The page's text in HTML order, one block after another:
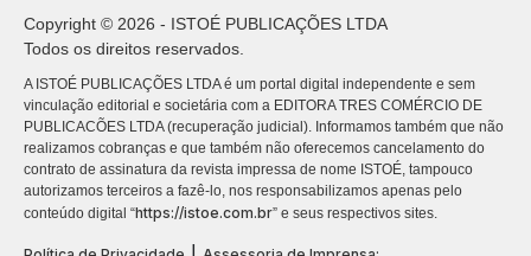
Copyright © 2026 - ISTOÉ PUBLICAÇÕES LTDA
Todos os direitos reservados.
A ISTOÉ PUBLICAÇÕES LTDA é um portal digital independente e sem
vinculação editorial e societária com a EDITORA TRES COMÉRCIO DE
PUBLICACÕES LTDA (recuperação judicial). Informamos também que não
realizamos cobranças e que também não oferecemos cancelamento do
contrato de assinatura da revista impressa de nome ISTOÉ, tampouco
autorizamos terceiros a fazê-lo, nos responsabilizamos apenas pelo
conteúdo digital “https://istoe.com.br” e seus respectivos sites.